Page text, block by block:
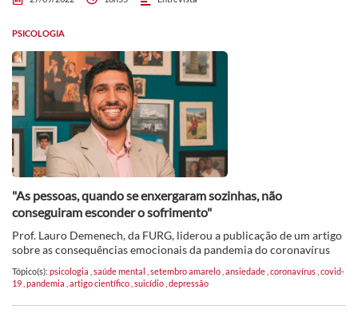
PSICOLOGIA
"As pessoas, quando se enxergaram sozinhas, não
conseguiram esconder o sofrimento"
Prof. Lauro Demenech, da FURG, liderou a publicação de um artigo
sobre as consequências emocionais da pandemia do coronavírus
Tópico(s): psicologia saúde mental setembro amarelo ansiedade coronavírus covid-
19 pandemia artigo científico suicídio depressão